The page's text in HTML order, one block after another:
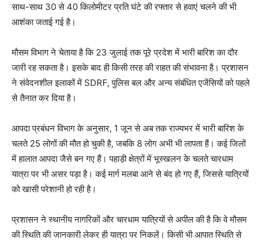
साथ-साथ 30 से 40 किलोमीटर प्रति घंटे की रफ्तार से हवाएं चलने की भी
आशंका जताई गई है।
मौसम विभाग ने चेताया है कि 23 जुलाई तक पूरे प्रदेश में भारी बारिश का दौर
जारी रह सकता है। इसके बाद ही किसी तरह की राहत की संभावना है। प्रशासन
ने संवेदनशील इलाकों में SDRF, पुलिस बल और अन्य संबंधित एजेंसियों को पहले
से तैनात कर दिया है।
आपदा प्रबंधन विभाग के अनुसार, 1 जून से अब तक राज्यभर में भारी बारिश के
चलते 25 लोगों की मौत हो चुकी है, जबकि 8 लोग अभी भी लापता हैं। कई जिलों
में हालात आपदा जैसे बन गए हैं। पहाड़ी क्षेत्रों में भूस्खलन के चलते चारधाम
यात्रा पर भी असर पड़ा है। कई मार्ग मलबा आने से बंद हो गए हैं, जिससे यात्रियों
को खासी परेशानी हो रही है।
प्रशासन ने स्थानीय नागरिकों और चारधाम यात्रियों से अपील की है कि वे मौसम
की स्थिति की जानकारी लेकर ही यात्रा पर निकलें। किसी भी आपात स्थिति से